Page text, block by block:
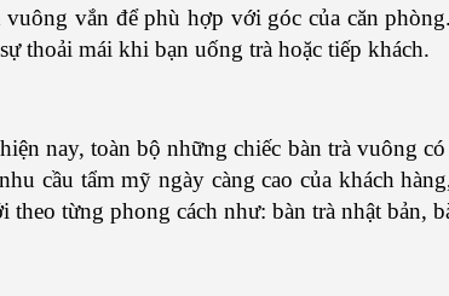
vắn để phù hợp với góc của căn
thoải mái khi bạn uống trà hoặc tiếp khách.
nay, toàn bộ những chiếc bàn trà vuông
cầu tẩm mỹ ngày càng cao của khách
từng phong cách như: bàn trà nhật bản,